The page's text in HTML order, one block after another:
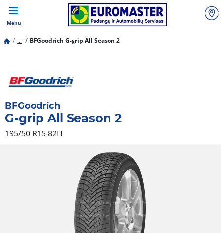
Menu
... BFGoodrich G-grip All Season 2
BFGoodrich
G-grip All Season 2
195/50 R15 82H